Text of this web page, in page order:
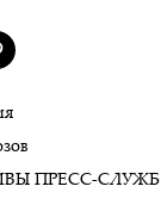
ПРЕСС-СЛУЖБ